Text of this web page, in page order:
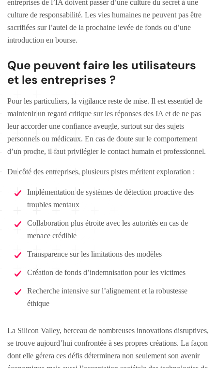
entreprises de l’IA doivent passer d’une culture du secret à une
culture de responsabilité. Les vies humaines ne peuvent pas être
sacrifiées sur l’autel de la prochaine levée de fonds ou d’une
introduction en bourse.
Que peuvent faire les utilisateurs
et les entreprises ?
Pour les particuliers, la vigilance reste de mise. Il est essentiel de
maintenir un regard critique sur les réponses des IA et de ne pas
leur accorder une confiance aveugle, surtout sur des sujets
personnels ou médicaux. En cas de doute sur le comportement
d’un proche, il faut privilégier le contact humain et professionnel.
Du côté des entreprises, plusieurs pistes méritent exploration :
Implémentation de systèmes de détection proactive des
troubles mentaux
Collaboration plus étroite avec les autorités en cas de
menace crédible
Transparence sur les limitations des modèles
Création de fonds d’indemnisation pour les victimes
Recherche intensive sur l’alignement et la robustesse
éthique
La Silicon Valley, berceau de nombreuses innovations disruptives,
se trouve aujourd’hui confrontée à ses propres créations. La façon
dont elle gérera ces défis déterminera non seulement son avenir